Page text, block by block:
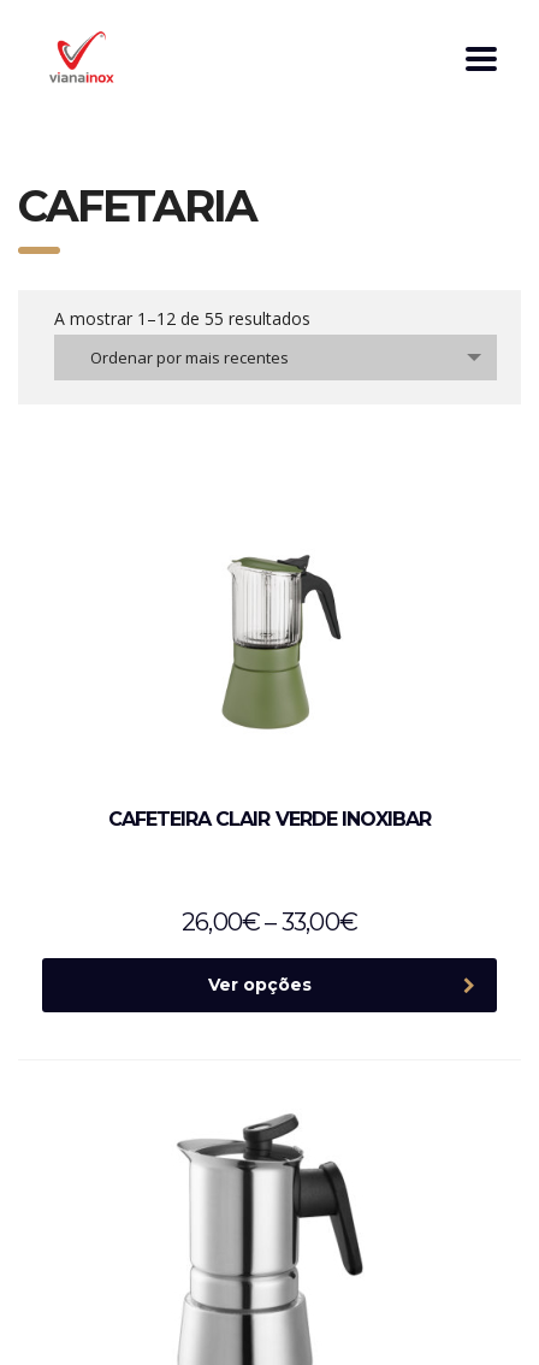
CAFETARIA
A mostrar 1–12 de 55 resultados
Ordenar por mais recentes
CAFETEIRA CLAIR VERDE INOXIBAR
26,00€–33,00€
Ver opções